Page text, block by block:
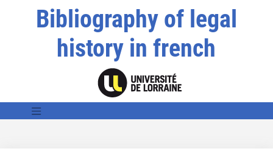
Bibliography of legal
history in french